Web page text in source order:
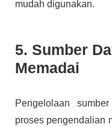
mudah digunakan.
5. Sumber
Memadai
Pengelolaan
proses pengendalian